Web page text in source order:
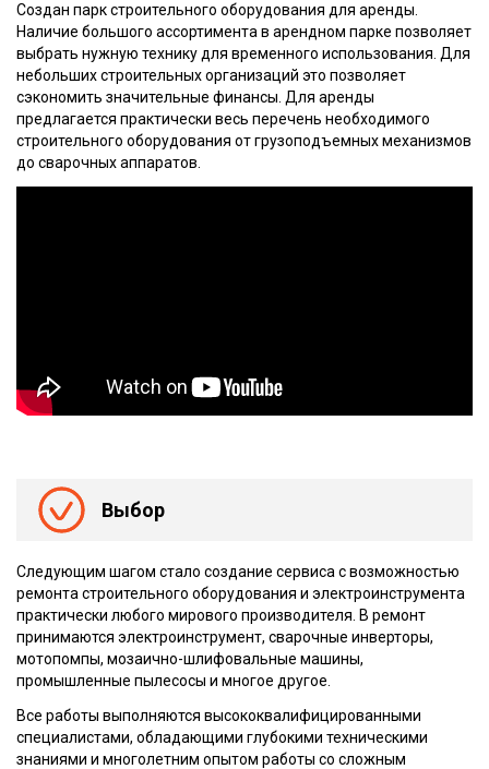
Создан парк строительного оборудования для аренды.
Наличие большого ассортимента в арендном парке позволяет
выбрать нужную технику для временного использования. Для
небольших строительных организаций это позволяет
сэкономить значительные финансы. Для аренды
предлагается практически весь перечень необходимого
строительного оборудования от грузоподъемных механизмов
до сварочных аппаратов.
Выбор
Следующим шагом стало создание сервиса с возможностью
ремонта строительного оборудования и электроинструмента
практически любого мирового производителя. В ремонт
принимаются электроинструмент, сварочные инверторы,
мотопомпы, мозаично-шлифовальные машины,
промышленные пылесосы и многое другое.
Все работы выполняются высококвалифицированными
специалистами, обладающими глубокими техническими
знаниями и многолетним опытом работы со сложным